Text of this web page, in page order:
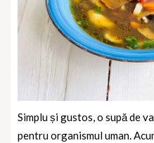
Simplu și gustos, o supă de
pentru organismul uman.